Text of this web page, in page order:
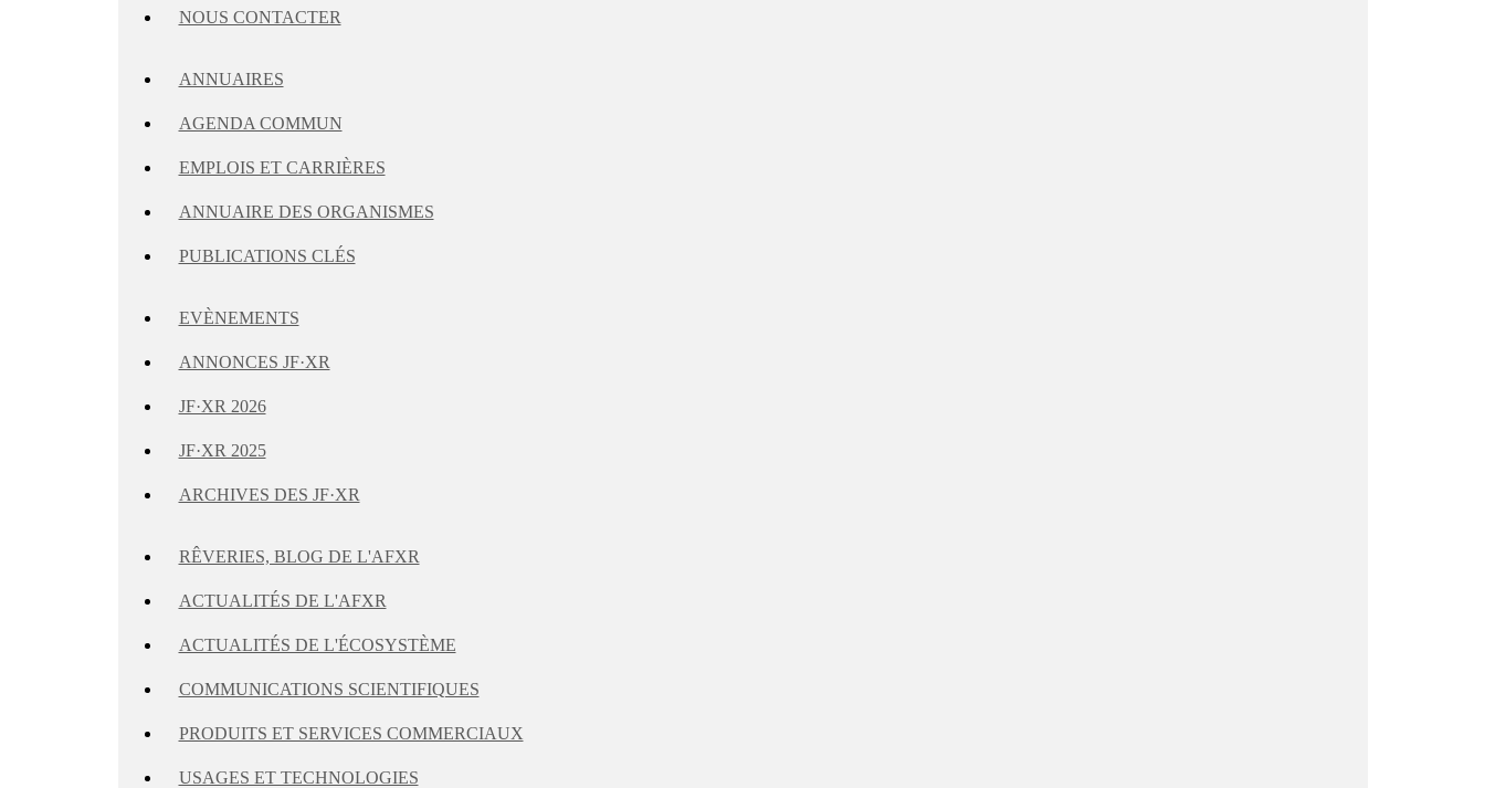
NOUS CONTACTER
ANNUAIRES
AGENDA COMMUN
EMPLOIS ET CARRIÈRES
ANNUAIRE DES ORGANISMES
PUBLICATIONS CLÉS
EVÈNEMENTS
ANNONCES JF·XR
JF·XR 2026
JF·XR 2025
ARCHIVES DES JF·XR
RÊVERIES, BLOG DE L'AFXR
ACTUALITÉS DE L'AFXR
ACTUALITÉS DE L'ÉCOSYSTÈME
COMMUNICATIONS SCIENTIFIQUES
PRODUITS ET SERVICES COMMERCIAUX
USAGES ET TECHNOLOGIES